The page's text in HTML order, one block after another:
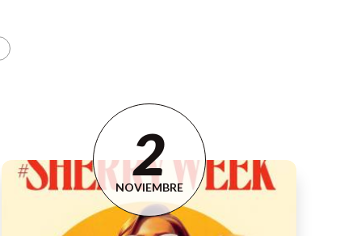
2
NOVIEMBRE